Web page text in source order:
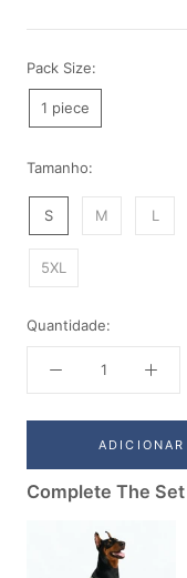
Pack Size:
1 piece
Tamanho:
S M L
5XL
Quantidade:
Complete The Set